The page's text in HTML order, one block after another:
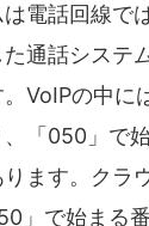
電話回線で
通話システ
VoIPの中に
「050」で
ます。クラ
」で始まる